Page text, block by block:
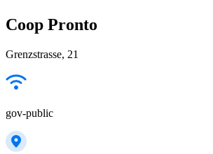
Coop Pronto
Grenzstrasse, 21
gov-public